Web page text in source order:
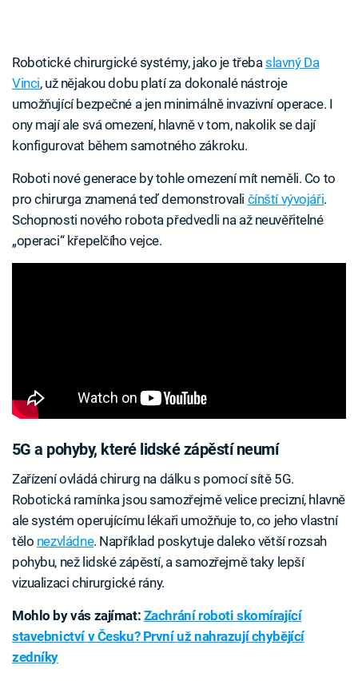
Robotické chirurgické systémy, jako je třebaslavný Da
Vinci, už nějakou dobu platí za dokonalé nástroje
umožňující bezpečné a jen minimálně invazivní operace. I
ony mají ale svá omezení, hlavně v tom, nakolik se dají
konfigurovat během samotného zákroku.
Roboti nové generace by tohle omezení mít neměli. Co to
pro chirurga znamená teď demonstrovali čínští vývojáři.
Schopnosti nového robota předvedli na až neuvěřitelné
„operaci“ křepelčího vejce.
5G a pohyby, které lidské zápěstí neumí
Zařízení ovládá chirurg na dálku s pomocí sítě 5G.
Robotická ramínka jsou samozřejmě velice precizní, hlavně
ale systém operujícímu lékaři umožňuje to, co jeho vlastní
tělo nezvládne. Například poskytuje daleko větší rozsah
pohybu, než lidské zápěstí, a samozřejmě taky lepší
vizualizaci chirurgické rány.
Mohlo by vás zajímat: Zachrání roboti skomírající
stavebnictví v Česku? První už nahrazují chybějící
zedníky